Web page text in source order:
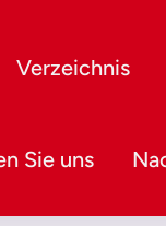
Verzeichnis
Sie uns